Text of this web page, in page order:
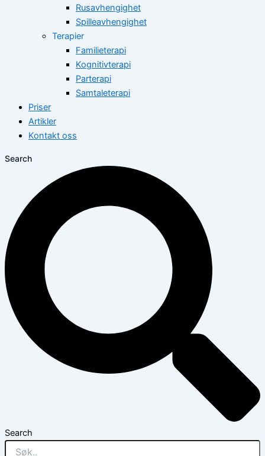
Rusavhengighet
Spilleavhengighet
Terapier
Familieterapi
Kognitivterapi
Parterapi
Samtaleterapi
Priser
Artikler
Kontakt oss
Search
Search